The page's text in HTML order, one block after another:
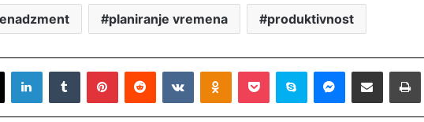
planiranje vremena produktivnost
X LinkedIn Tumblr Pinterest Reddit VKontakte Odnoklassniki Pocket Skype Messenger Podijeli putem Emaila Printaj